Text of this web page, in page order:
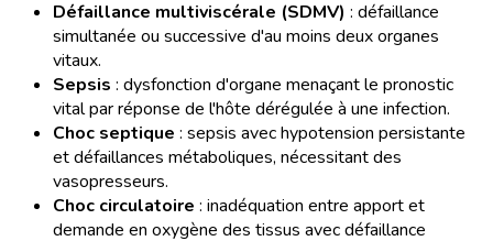
Défaillance multiviscérale (SDMV) : défaillance
simultanée ou successive d'au moins deux organes
vitaux.
Sepsis : dysfonction d'organe menaçant le pronostic
vital par réponse de l'hôte dérégulée à une infection.
Choc septique : sepsis avec hypotension persistante
et défaillances métaboliques, nécessitant des
vasopresseurs.
Choc circulatoire : inadéquation entre apport et
demande en oxygène des tissus avec défaillance